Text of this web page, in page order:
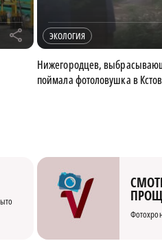
r ЭКОЛОГИЯ
Нижегородцев,
поймала фотоловушка в